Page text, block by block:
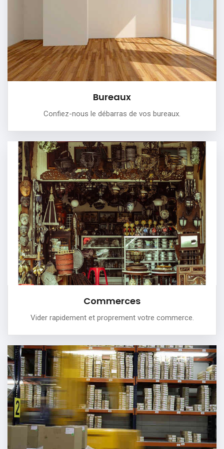
Bureaux
Confiez-nous le débarras de vos bureaux.
débarras de qualité.
PLUS DE DÉTAILS
Commerces
Vider rapidement et proprement votre commerce.
Commerces
Vider rapidement et proprement votre commerce.
Désencombrer et démonter votre magasin.
Transporter vos meubles suite à un déménagement de
votre commerce.
PLUS DE DÉTAILS
Entrepôts
Nous intervenons pour débarrasser intégralement un
entrepôt.
Notre équipe professionnelle capable de:
-Effectuer un débarras soigné et propre
-Enlever des appareils très volumineux